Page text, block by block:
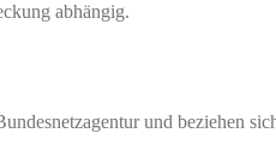
abhängig.
und beziehen